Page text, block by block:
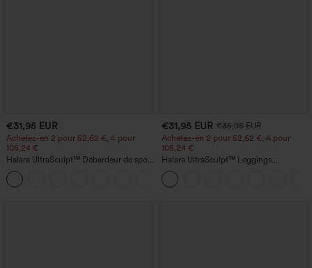
€31,95 EUR
Achetez-en 2 pour 52,62 €, 4 pour
105,24 €
Halara UltraSculpt™ Débardeur de sport
à col rond et ourlet arrondi
€31,95 EUR €35,95 EUR
Achetez-en 2 pour 52,62 €, 4 pour
105,24 €
Halara UltraSculpt™ Leggings
d'entraînement sculptants taille haute,
effet ventre plat, avec poche